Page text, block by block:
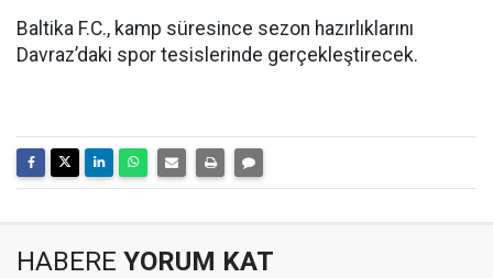
Baltika F.C., kamp süresince sezon hazırlıklarını
Davraz’daki spor tesislerinde gerçekleştirecek.
HABERE YORUM KAT